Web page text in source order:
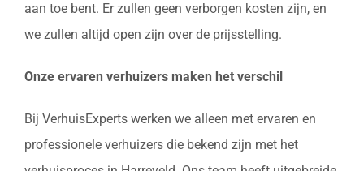
aan toe bent. Er zullen geen verborgen kosten zijn, en
we zullen altijd open zijn over de prijsstelling.
Onze ervaren verhuizers maken het verschil
Bij VerhuisExperts werken we alleen met ervaren en
professionele verhuizers die bekend zijn met het